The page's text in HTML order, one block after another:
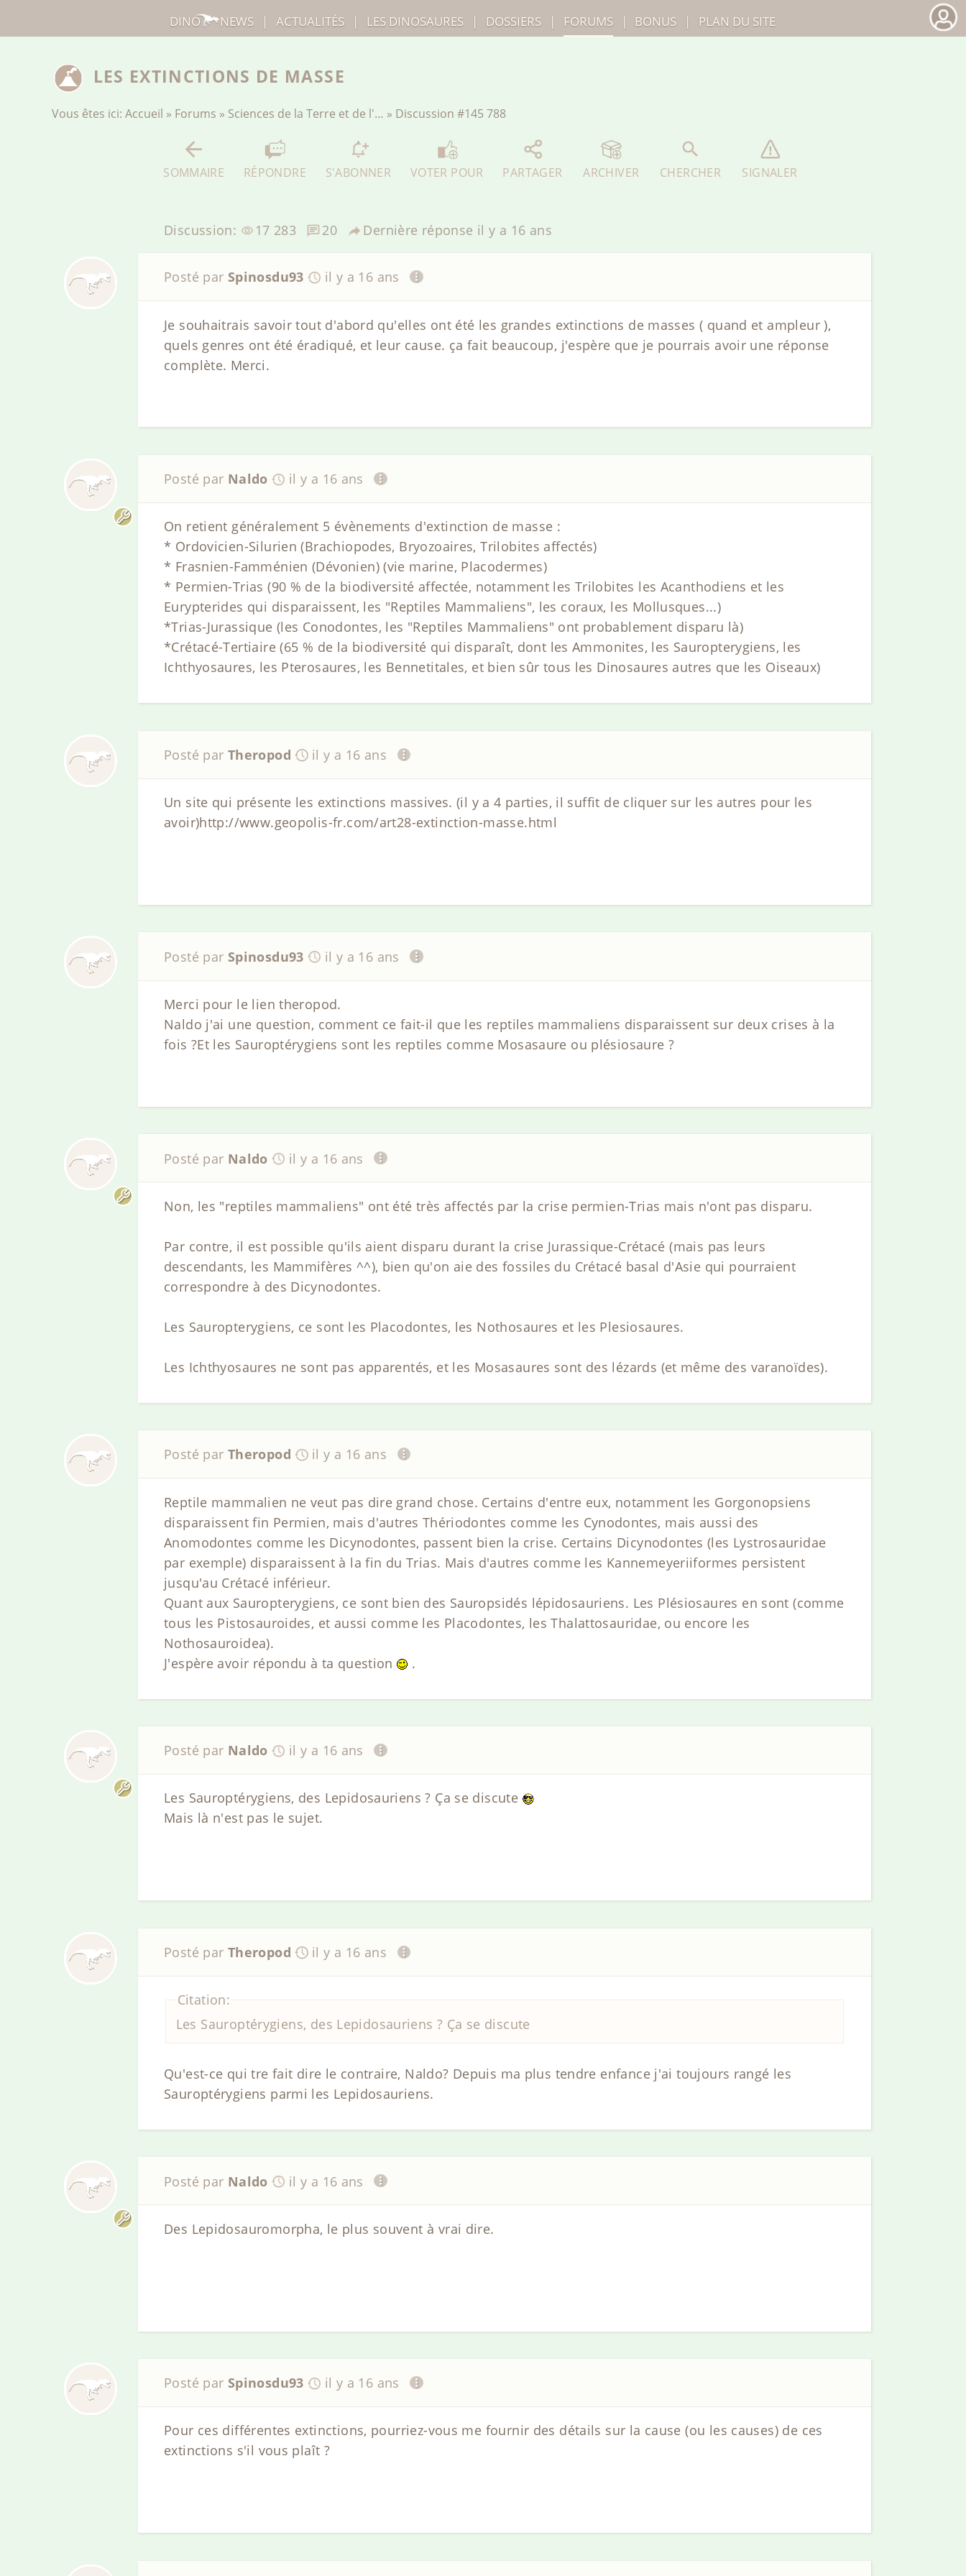
LES EXTINCTIONS DE MASSE
Vous êtes ici: Accueil » Forums » Sciences de la Terre et de l'… » Discussion #145 788
SOMMAIRE RÉPONDRE S'ABONNER VOTER POUR PARTAGER ARCHIVER CHERCHER SIGNALER
Discussion: 17 283 20 Dernière réponse il y a 16 ans
Posté par Spinosdu93 il y a 16 ans
Je souhaitrais savoir tout d'abord qu'elles ont été les grandes extinctions de masses ( quand et ampleur ),
quels genres ont été éradiqué, et leur cause. ça fait beaucoup, j'espère que je pourrais avoir une réponse
complète. Merci.
Posté par Naldo il y a 16 ans
On retient généralement 5 évènements d'extinction de masse :
* Ordovicien-Silurien (Brachiopodes, Bryozoaires, Trilobites affectés)
* Frasnien-Famménien (Dévonien) (vie marine, Placodermes)
* Permien-Trias (90 % de la biodiversité affectée, notamment les Trilobites les Acanthodiens et les
Eurypterides qui disparaissent, les "Reptiles Mammaliens", les coraux, les Mollusques...)
*Trias-Jurassique (les Conodontes, les "Reptiles Mammaliens" ont probablement disparu là)
*Crétacé-Tertiaire (65 % de la biodiversité qui disparaît, dont les Ammonites, les Sauropterygiens, les
Ichthyosaures, les Pterosaures, les Bennetitales, et bien sûr tous les Dinosaures autres que les Oiseaux)
Posté par Theropod il y a 16 ans
Un site qui présente les extinctions massives. (il y a 4 parties, il suffit de cliquer sur les autres pour les
avoir)http://www.geopolis-fr.com/art28-extinction-masse.html
Posté par Spinosdu93 il y a 16 ans
Merci pour le lien theropod.
Naldo j'ai une question, comment ce fait-il que les reptiles mammaliens disparaissent sur deux crises à la
fois ?Et les Sauroptérygiens sont les reptiles comme Mosasaure ou plésiosaure ?
Posté par Naldo il y a 16 ans
Non, les "reptiles mammaliens" ont été très affectés par la crise permien-Trias mais n'ont pas disparu.
Par contre, il est possible qu'ils aient disparu durant la crise Jurassique-Crétacé (mais pas leurs
descendants, les Mammifères ^^), bien qu'on aie des fossiles du Crétacé basal d'Asie qui pourraient
correspondre à des Dicynodontes.
Les Sauropterygiens, ce sont les Placodontes, les Nothosaures et les Plesiosaures.
Les Ichthyosaures ne sont pas apparentés, et les Mosasaures sont des lézards (et même des varanoïdes).
Posté par Theropod il y a 16 ans
Reptile mammalien ne veut pas dire grand chose. Certains d'entre eux, notamment les Gorgonopsiens
disparaissent fin Permien, mais d'autres Thériodontes comme les Cynodontes, mais aussi des
Anomodontes comme les Dicynodontes, passent bien la crise. Certains Dicynodontes (les Lystrosauridae
par exemple) disparaissent à la fin du Trias. Mais d'autres comme les Kannemeyeriiformes persistent
jusqu'au Crétacé inférieur.
Quant aux Sauropterygiens, ce sont bien des Sauropsidés lépidosauriens. Les Plésiosaures en sont (comme
tous les Pistosauroides, et aussi comme les Placodontes, les Thalattosauridae, ou encore les
Nothosauroidea).
J'espère avoir répondu à ta question
.
Posté par Naldo il y a 16 ans
Les Sauroptérygiens, des Lepidosauriens ? Ça se discute
Mais là n'est pas le sujet.
Posté par Theropod il y a 16 ans
Citation:
Les Sauroptérygiens, des Lepidosauriens ? Ça se discute
Qu'est-ce qui tre fait dire le contraire, Naldo? Depuis ma plus tendre enfance j'ai toujours rangé les
Sauroptérygiens parmi les Lepidosauriens.
Posté par Naldo il y a 16 ans
Des Lepidosauromorpha, le plus souvent à vrai dire.
Posté par Spinosdu93 il y a 16 ans
Pour ces différentes extinctions, pourriez-vous me fournir des détails sur la cause (ou les causes) de ces
extinctions s'il vous plaît ?
DINO NEWS | ACTUALITÉS | LES DINOSAURES | DOSSIERS | FORUMS | BONUS | PLAN DU SITE